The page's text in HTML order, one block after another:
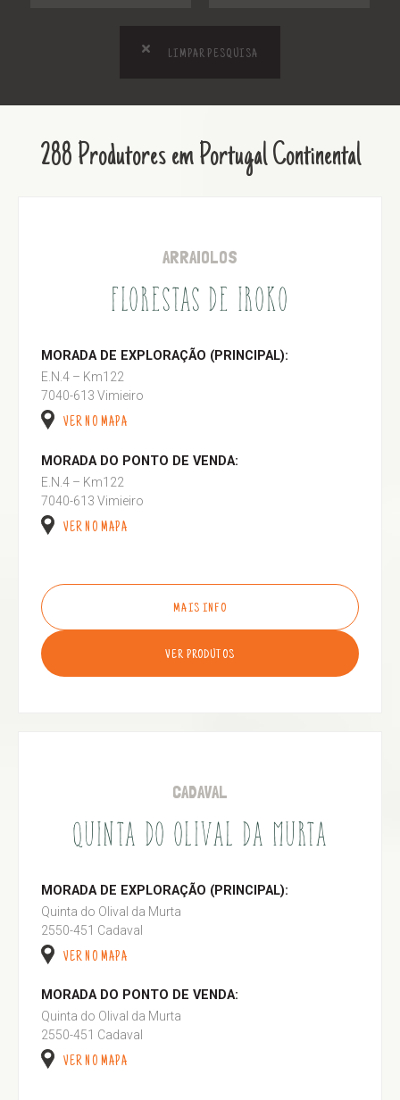
LIMPAR PESQUISA
288 Produtores em Portugal Continental
ARRAIOLOS
FLORESTAS DE IROKO
MORADA DE EXPLORAÇÃO (PRINCIPAL):
E.N.4 – Km122
7040-613 Vimieiro
VER NO MAPA
MORADA DO PONTO DE VENDA:
E.N.4 – Km122
7040-613 Vimieiro
VER NO MAPA
MAIS INFO
VER PRODUTOS
CADAVAL
QUINTA DO OLIVAL DA MURTA
MORADA DE EXPLORAÇÃO (PRINCIPAL):
Quinta do Olival da Murta
2550-451 Cadaval
VER NO MAPA
MORADA DO PONTO DE VENDA:
Quinta do Olival da Murta
2550-451 Cadaval
VER NO MAPA